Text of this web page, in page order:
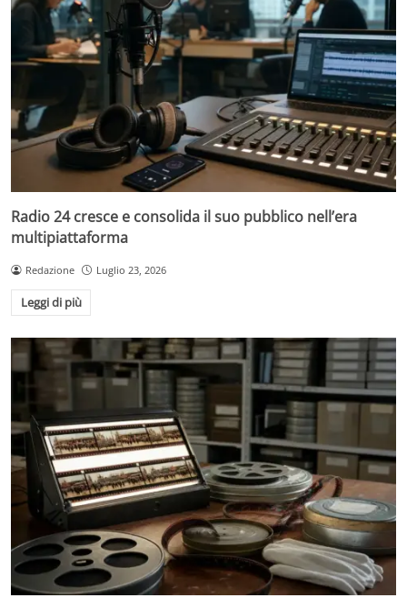
Radio 24 cresce e consolida il suo pubblico nell’era
multipiattaforma
Redazione Luglio 23, 2026
Leggi di più